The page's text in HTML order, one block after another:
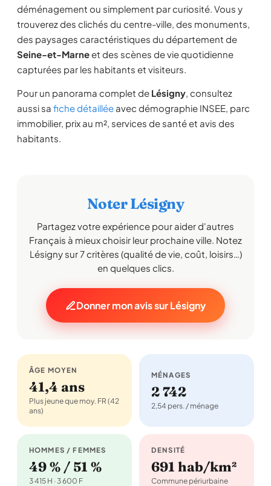
déménagement ou simplement par curiosité. Vous y
trouverez des clichés du centre-ville, des monuments,
des paysages caractéristiques du département de
Seine-et-Marneet des scènes de vie quotidienne
capturées par les habitants et visiteurs.
Pour un panorama complet de Lésigny, consultez
aussi sa fiche détaillée avec démographie INSEE, parc
immobilier, prix au m², services de santé et avis des
habitants.
Noter Lésigny
Partagez votre expérience pour aider d'autres
Français à mieux choisir leur prochaine ville. Notez
Lésigny sur 7 critères (qualité de vie, coût, loisirs…)
en quelques clics.
Donner mon avis sur Lésigny
ÂGE MOYEN
41,4 ans
Plus jeune que moy. FR (42
ans)
MÉNAGES
2 742
2,54 pers. / ménage
HOMMES / FEMMES
49 % / 51 %
3 415 H · 3 600 F
DENSITÉ
691 hab/km²
Commune périurbaine